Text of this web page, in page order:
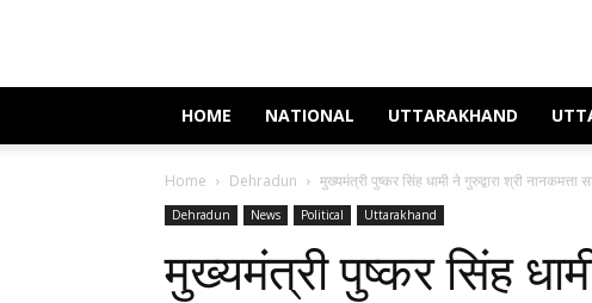
HOME NATIONAL UTTARAKHAND
Home Dehradun मुख्यमंत्री पुष्कर सिंह धामी ने गुरुद्वारा श्री नानकमत्ता
Dehradun News Political Uttarakhand
मुख्यमंत्री पुष्कर सिंह